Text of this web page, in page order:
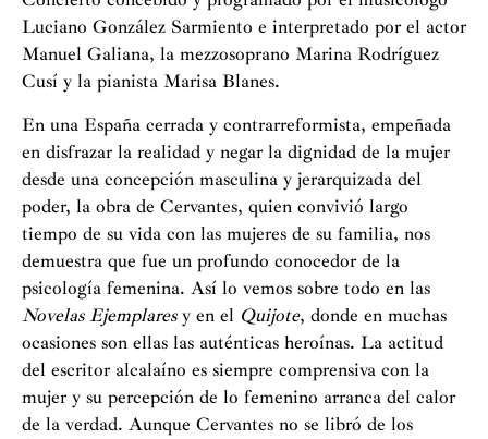
Luciano González Sarmiento e interpretado por el actor
Manuel Galiana, la mezzosoprano Marina Rodríguez
Cusí y la pianista Marisa Blanes.
En una España cerrada y contrarreformista, empeñada
en disfrazar la realidad y negar la dignidad de la mujer
desde una concepción masculina y jerarquizada del
poder, la obra de Cervantes, quien convivió largo
tiempo de su vida con las mujeres de su familia, nos
demuestra que fue un profundo conocedor de la
psicología femenina. Así lo vemos sobre todo en las
Novelas Ejemplaresy en el Quijote, donde en muchas
ocasiones son ellas las auténticas heroínas. La actitud
del escritor alcalaíno es siempre comprensiva con la
mujer y su percepción de lo femenino arranca del calor
de la verdad. Aunque Cervantes no se libró de los